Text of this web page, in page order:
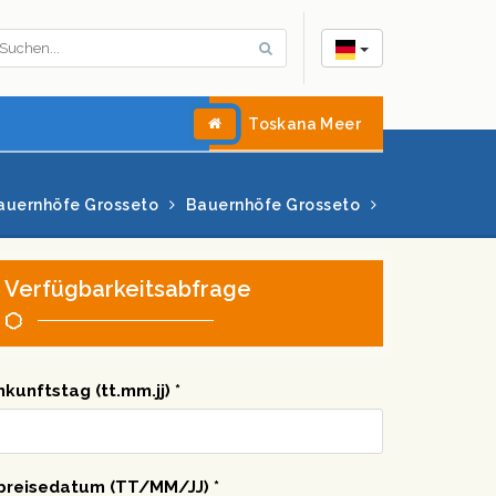
Toskana Meer
Grosseto Bauernhöfe Grosseto
Verfügbarkeitsabfrage
(tt.mm.jj) *
(TT/MM/JJ) *